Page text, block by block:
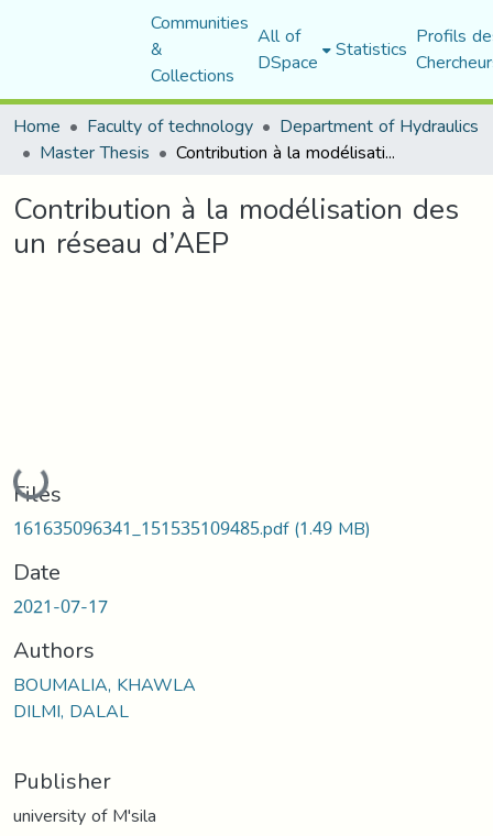
Communities
&
Collections
All of
DSpace Statistics Profils
Home
Faculty of technology Department of Hydraulics
Master Thesis Contribution à la modélisation des un réseau d’AEP
Contribution à la modélisation des
un réseau d’AEP
Loading...
Files
161635096341_151535109485.pdf(1.49 MB)
Date
2021-07-17
Authors
BOUMALIA, KHAWLA
DILMI, DALAL
Publisher
university of M'sila